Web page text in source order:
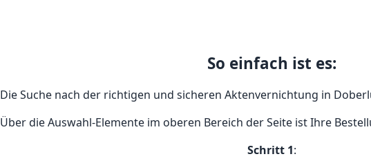
So einfach ist es:
Die Suche nach der richtigen und sicheren Aktenvernichtung in
Über die Auswahl-Elemente im oberen Bereich der Seite ist Ihre
Schritt 1: